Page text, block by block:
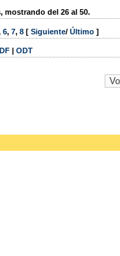
mostrando del 26 al 50.
6, 7, 8 [ Siguiente/ Último ]
| ODT